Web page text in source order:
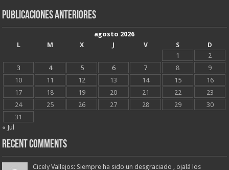
Publicaciones Anteriores
agosto 2026
L
M X J V S
D
1
2
3
4 5 6 7 8
9
10
11 12 13 14 15
16
17
18 19 20 21 22
23
24
25 26 27 28 29
30
31
« Jul
Recent Comments
Cicely Vallejos: Siempre ha sido un desgraciado , ojalá los